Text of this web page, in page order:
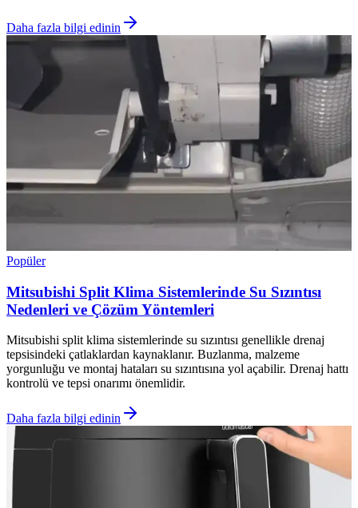
Daha fazla bilgi edinin
Popüler
Mitsubishi Split Klima Sistemlerinde Su Sızıntısı
Nedenleri ve Çözüm Yöntemleri
Mitsubishi split klima sistemlerinde su sızıntısı genellikle drenaj
tepsisindeki çatlaklardan kaynaklanır. Buzlanma, malzeme
yorgunluğu ve montaj hataları su sızıntısına yol açabilir. Drenaj hattı
kontrolü ve tepsi onarımı önemlidir.
Daha fazla bilgi edinin